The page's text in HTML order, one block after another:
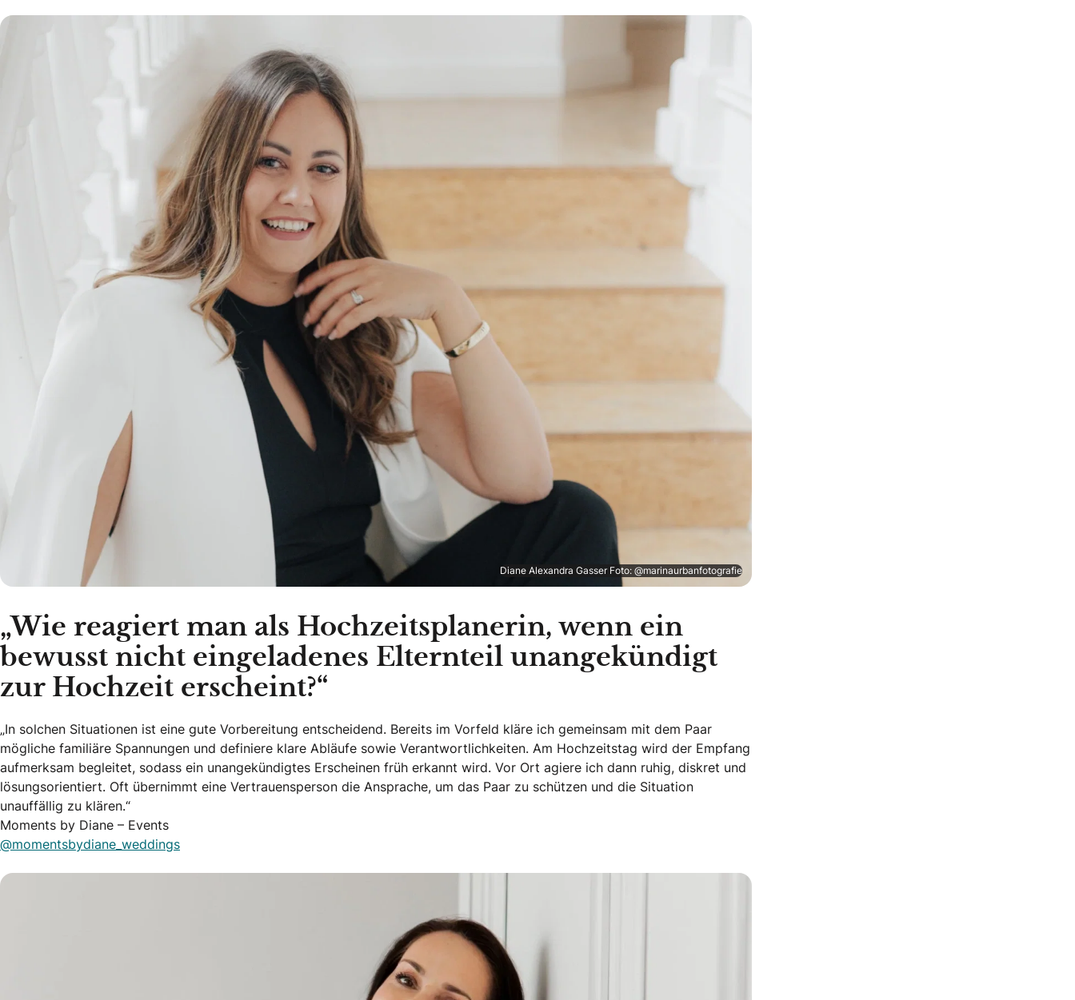
Diane Alexandra Gasser Foto: @marinaurbanfotografie
„Wie reagiert man als Hochzeitsplanerin, wenn ein
bewusst nicht eingeladenes Elternteil unangekündigt
zur Hochzeit erscheint?“
„In solchen Situationen ist eine gute Vorbereitung entscheidend. Bereits im Vorfeld kläre ich gemeinsam mit dem Paar
mögliche familiäre Spannungen und definiere klare Abläufe sowie Verantwortlichkeiten. Am Hochzeitstag wird der Empfang
aufmerksam begleitet, sodass ein unangekündigtes Erscheinen früh erkannt wird. Vor Ort agiere ich dann ruhig, diskret und
lösungsorientiert. Oft übernimmt eine Vertrauensperson die Ansprache, um das Paar zu schützen und die Situation
unauffällig zu klären.“
Moments by Diane – Events
@momentsbydiane_weddings